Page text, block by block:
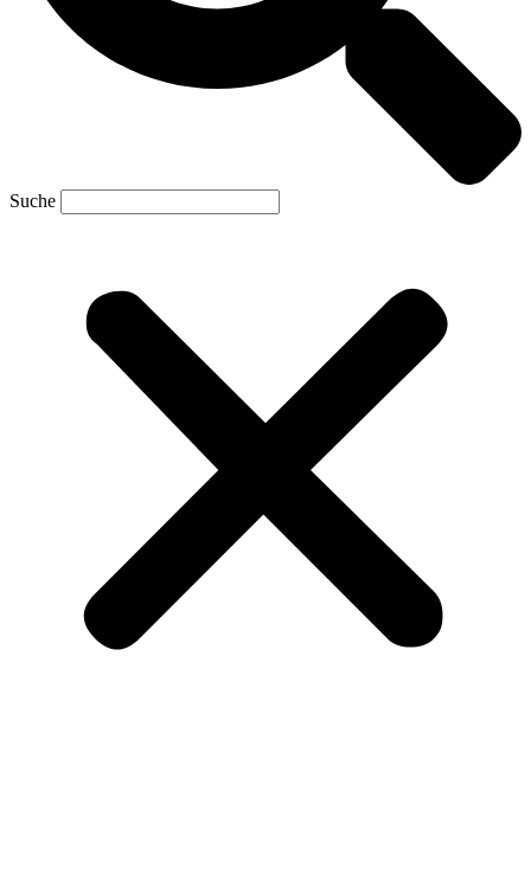
Suche